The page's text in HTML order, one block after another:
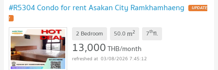
#R5304 Condo for rent Asakan City Ramkhamhaeng
2 Bedroom 50.0 m2 7thfl.
13,000THB/month
03/08/2026 7:45:12